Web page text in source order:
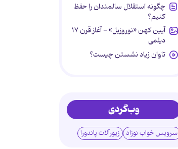
چگونه استقلال سالمندان را حفظ
کنیم؟
آیین کهن «نوروزبل» - آغاز قرن ۱۷
دیلمی
تاوان زیاد نشستن چیست؟
وب‌گردی
سرویس خواب نوزاد زیورآلات پاندورا